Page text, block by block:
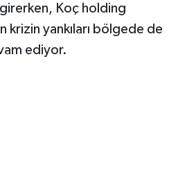
girerken, Koç holding
krizin yankıları bölgede de
ediyor.